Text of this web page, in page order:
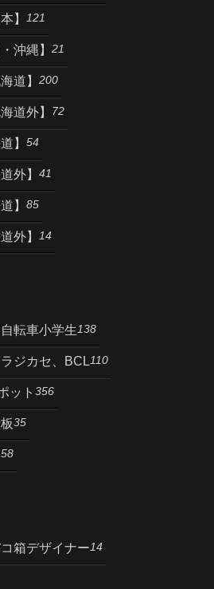
】 121
沖縄】 21
道】 200
道外】 72
】 54
外】 41
】 85
外】 14
転車小学生138
ジカセ、BCL110
ット 356
35
58
箱デザイナー14